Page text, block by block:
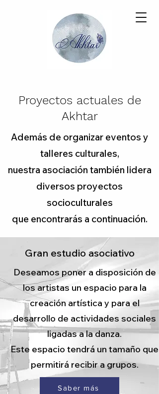
Proyectos actuales de
Akhtar
Además de organizar eventos y
talleres culturales,
nuestra asociación también lidera
diversos proyectos
socioculturales
que encontrarás a continuación.
Gran estudio asociativo
Deseamos poner a disposición de
los artistas un espacio para la
creación artística y para el
desarrollo de actividades sociales
ligadas a la danza.
Este espacio tendrá un tamaño que
permitirá recibir a grupos.
Saber más